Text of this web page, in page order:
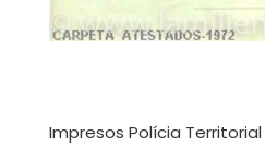
Impresos Polícia Territorial